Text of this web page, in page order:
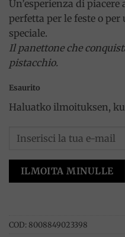
Un’esperienza di
perfetta per le feste o
speciale.
Il panettone che
pistacchio.
Esaurito
Haluatko ilmoituksen,
ILMOITA MINULLE
COD: 8008849023398